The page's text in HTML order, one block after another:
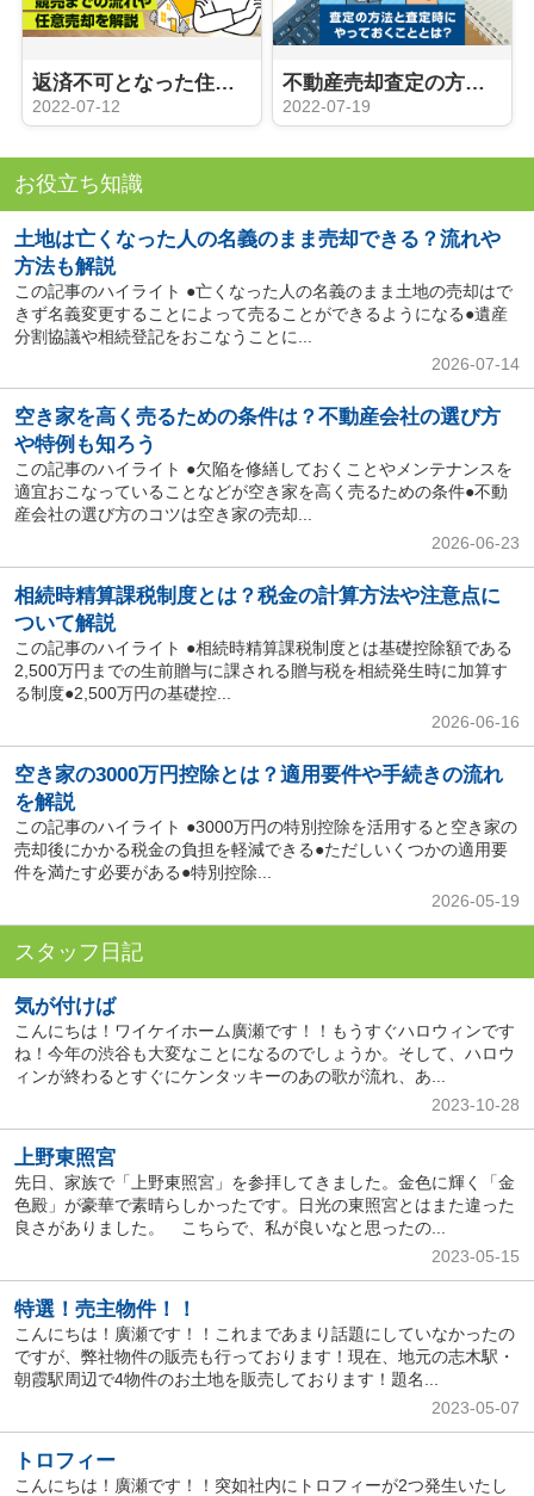
返済不可となった住宅ローンの対処法とは？競売までの流れや任意売却を解説
2022-07-12
不動産売却査定の方法と査定時にやっておくこととは？
2022-07-19
お役立ち知識
土地は亡くなった人の名義のまま売却できる？流れや
方法も解説
この記事のハイライト ●亡くなった人の名義のまま土地の売却はで
きず名義変更することによって売ることができるようになる●遺産
分割協議や相続登記をおこなうことに...
2026-07-14
空き家を高く売るための条件は？不動産会社の選び方
や特例も知ろう
この記事のハイライト ●欠陥を修繕しておくことやメンテナンスを
適宜おこなっていることなどが空き家を高く売るための条件●不動
産会社の選び方のコツは空き家の売却...
2026-06-23
相続時精算課税制度とは？税金の計算方法や注意点に
ついて解説
この記事のハイライト ●相続時精算課税制度とは基礎控除額である
2,500万円までの生前贈与に課される贈与税を相続発生時に加算す
る制度●2,500万円の基礎控...
2026-06-16
空き家の3000万円控除とは？適用要件や手続きの流れ
を解説
この記事のハイライト ●3000万円の特別控除を活用すると空き家の
売却後にかかる税金の負担を軽減できる●ただしいくつかの適用要
件を満たす必要がある●特別控除...
2026-05-19
スタッフ日記
気が付けば
こんにちは！ワイケイホーム廣瀬です！！もうすぐハロウィンです
ね！今年の渋谷も大変なことになるのでしょうか。そして、ハロウ
ィンが終わるとすぐにケンタッキーのあの歌が流れ、あ...
2023-10-28
上野東照宮
先日、家族で「上野東照宮」を参拝してきました。金色に輝く「金
色殿」が豪華で素晴らしかったです。日光の東照宮とはまた違った
良さがありました。 こちらで、私が良いなと思ったの...
2023-05-15
特選！売主物件！！
こんにちは！廣瀬です！！これまであまり話題にしていなかったの
ですが、弊社物件の販売も行っております！現在、地元の志木駅・
朝霞駅周辺で4物件のお土地を販売しております！題名...
2023-05-07
トロフィー
こんにちは！廣瀬です！！突如社内にトロフィーが2つ発生いたし